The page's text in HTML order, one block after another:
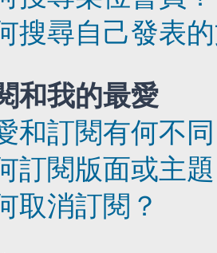
搜尋自己發表
和我的最愛
和訂閱有何不
訂閱版面或主
取消訂閱？